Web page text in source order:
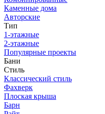
Каменные дома
Авторские
Тип
1-этажные
2-этажные
Популярные проекты
Бани
Стиль
Классический стиль
Фахверк
Плоская крыша
Барн